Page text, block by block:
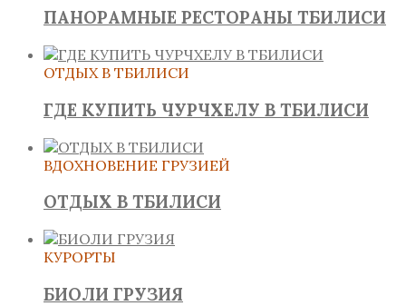
ПАНОРАМНЫЕ РЕСТОРАНЫ ТБИЛИСИ
ОТДЫХ В ТБИЛИСИ
ГДЕ КУПИТЬ ЧУРЧХЕЛУ В ТБИЛИСИ
ВДОХНОВЕНИЕ ГРУЗИЕЙ
ОТДЫХ В ТБИЛИСИ
КУРОРТЫ
БИОЛИ ГРУЗИЯ